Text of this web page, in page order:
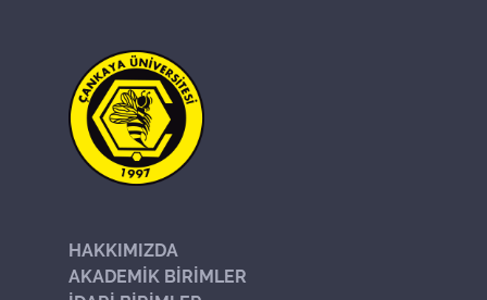
HAKKIMIZDA
AKADEMİK BİRİMLER